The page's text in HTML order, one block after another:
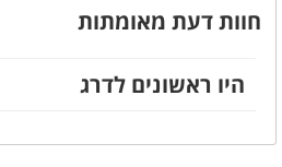
מפרט הצימר
פינת ישיבה
חוות דעת מאומתות
היו ראשונים לדרג